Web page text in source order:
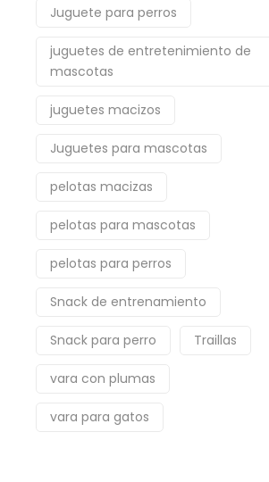
Juguete para perros
juguetes de entretenimiento de
mascotas
juguetes macizos
Juguetes para mascotas
pelotas macizas
pelotas para mascotas
pelotas para perros
Snack de entrenamiento
Snack para perro Traillas
vara con plumas
vara para gatos